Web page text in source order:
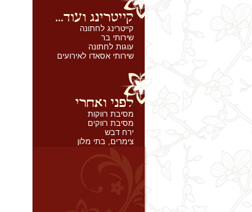
קייטרינג לחתונה
שירותי בר
עוגות לחתונה
שירותי אסאדו לאירועים
מסיבת רווקות
מסיבת רווקים
ירח דבש
צימרים, בתי מלון